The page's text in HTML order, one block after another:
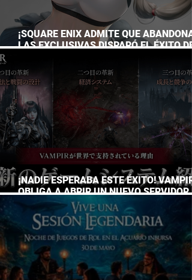
¡SQUARE ENIX ADMITE QUE
LAS EXCLUSIVAS DISPARÓ EL ÉXITO DE
¡NADIE ESPERABA ESTE ÉXITO! VAMPIR
OBLIGA A ABRIR UN NUEVO SERVIDOR
JAPÓN A SOLO DOS DÍAS DE SU
LANZAMIENTO